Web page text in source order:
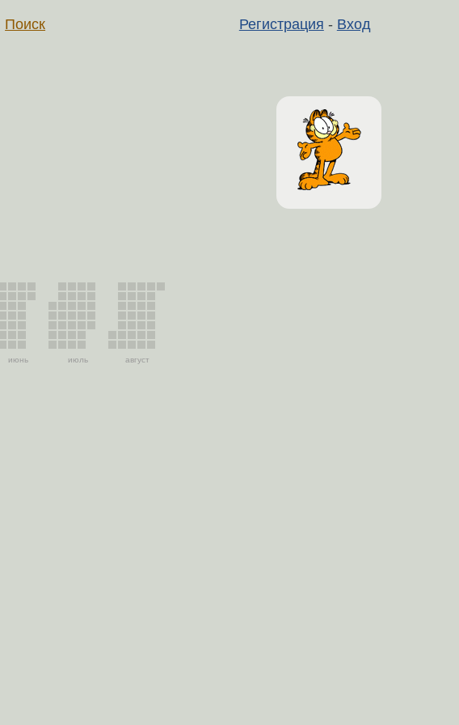
Регистрация - Вход
Поиск
июнь июль август